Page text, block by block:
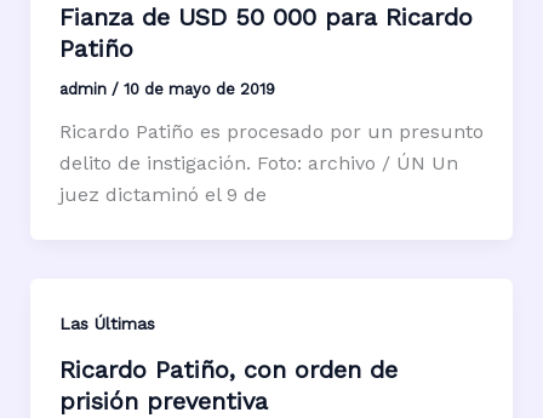
Fianza de USD 50 000 para Ricardo
Patiño
admin / 10 de mayo de 2019
Ricardo Patiño es procesado por un presunto
delito de instigación. Foto: archivo / ÚN Un
juez dictaminó el 9 de
Las Últimas
Ricardo Patiño, con orden de
prisión preventiva